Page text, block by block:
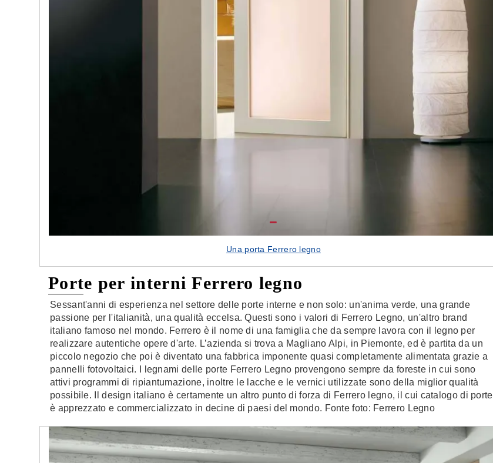
Una porta Ferrero legno
Porte per interni Ferrero legno
Sessant'anni di esperienza nel settore delle porte interne e non solo: un'anima verde, una grande
passione per l'italianità, una qualità eccelsa. Questi sono i valori di Ferrero Legno, un'altro brand
italiano famoso nel mondo. Ferrero è il nome di una famiglia che da sempre lavora con il legno per
realizzare autentiche opere d'arte. L’azienda si trova a Magliano Alpi, in Piemonte, ed è partita da un
piccolo negozio che poi è diventato una fabbrica imponente quasi completamente alimentata grazie a
pannelli fotovoltaici. I legnami delle porte Ferrero Legno provengono sempre da foreste in cui sono
attivi programmi di ripiantumazione, inoltre le lacche e le vernici utilizzate sono della miglior qualità
possibile. Il design italiano è certamente un altro punto di forza di Ferrero legno, il cui catalogo di porte
è apprezzato e commercializzato in decine di paesi del mondo. Fonte foto: Ferrero Legno